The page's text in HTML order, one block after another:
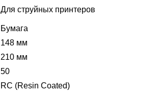
Для струйных принтеров
Бумага
148 мм
210 мм
50
RC (Resin Coated)